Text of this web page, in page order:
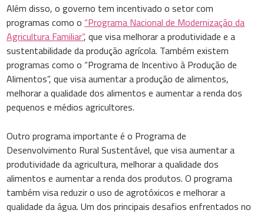
Além disso, o governo tem incentivado o setor com
programas como o “Programa Nacional de Modernização da
Agricultura Familiar”, que visa melhorar a produtividade e a
sustentabilidade da produção agrícola. Também existem
programas como o “Programa de Incentivo à Produção de
Alimentos”, que visa aumentar a produção de alimentos,
melhorar a qualidade dos alimentos e aumentar a renda dos
pequenos e médios agricultores.
Outro programa importante é o Programa de
Desenvolvimento Rural Sustentável, que visa aumentar a
produtividade da agricultura, melhorar a qualidade dos
alimentos e aumentar a renda dos produtos. O programa
também visa reduzir o uso de agrotóxicos e melhorar a
qualidade da água. Um dos principais desafios enfrentados no